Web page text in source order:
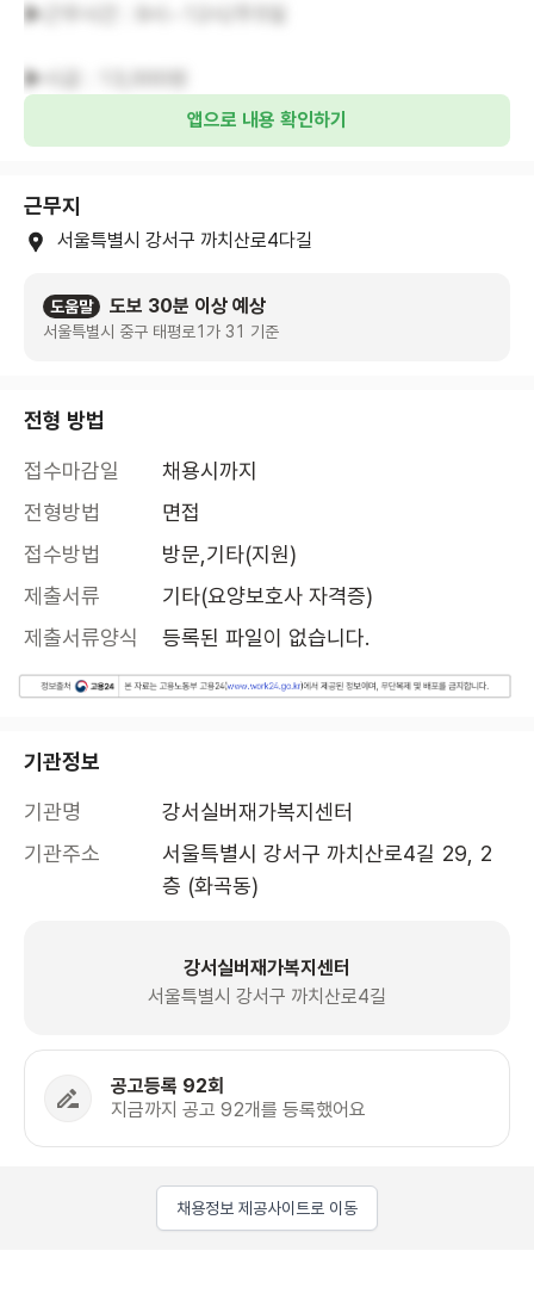
▶근무시간 : 9시~12시/주5일
▶시급 : 13,000원
앱으로 내용 확인하기
근무지
서울특별시 강서구 까치산로4다길
도움말 도보 30분 이상 예상
서울특별시 중구 태평로1가 31 기준
전형 방법
접수마감일
채용시까지
전형방법
면접
접수방법
방문,기타(지원)
제출서류
기타(요양보호사 자격증)
제출서류양식
등록된 파일이 없습니다.
기관정보
기관명
강서실버재가복지센터
기관주소
서울특별시 강서구 까치산로4길 29, 2
층 (화곡동)
강서실버재가복지센터
서울특별시 강서구 까치산로4길
공고등록 92회
지금까지 공고 92개를 등록했어요
채용정보 제공사이트로 이동